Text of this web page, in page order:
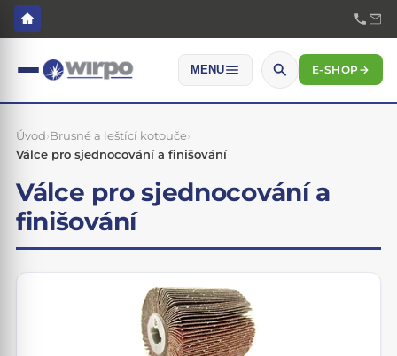
MENU E-SHOP→
Úvod›Brusné a leštící kotouče›
Válce pro sjednocování a finišování
Válce pro sjednocování a
finišování